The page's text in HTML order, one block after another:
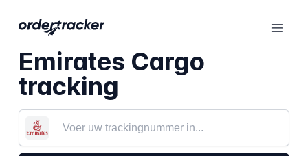
Emirates Cargo
tracking